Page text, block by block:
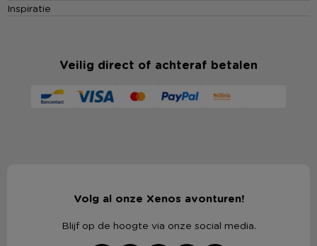
Inspiratie
Veilig direct of achteraf betalen
Volg al onze Xenos avonturen!
Blijf op de hoogte via onze social media.